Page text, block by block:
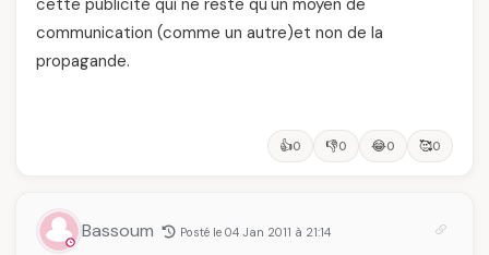
communication (comme un autre)et non de la
propagande.
👍0 👎0 😂0 🥰0
Bassoum Posté le 04 Jan 2011 à 21:14